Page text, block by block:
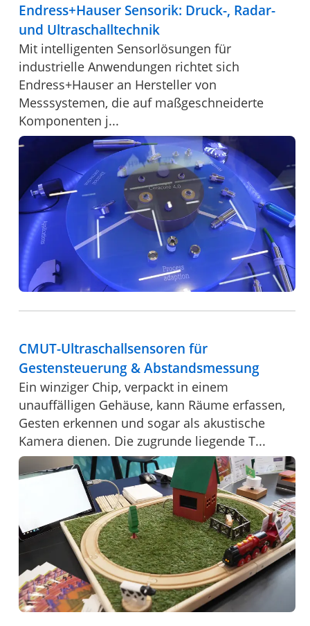
Endress+Hauser Sensorik: Druck-, Radar-
und Ultraschalltechnik
Mit intelligenten Sensorlösungen für
industrielle Anwendungen richtet sich
Endress+Hauser an Hersteller von
Messsystemen, die auf maßgeschneiderte
Komponenten j...
CMUT-Ultraschallsensoren für
Gestensteuerung & Abstandsmessung
Ein winziger Chip, verpackt in einem
unauffälligen Gehäuse, kann Räume erfassen,
Gesten erkennen und sogar als akustische
Kamera dienen. Die zugrunde liegende T...